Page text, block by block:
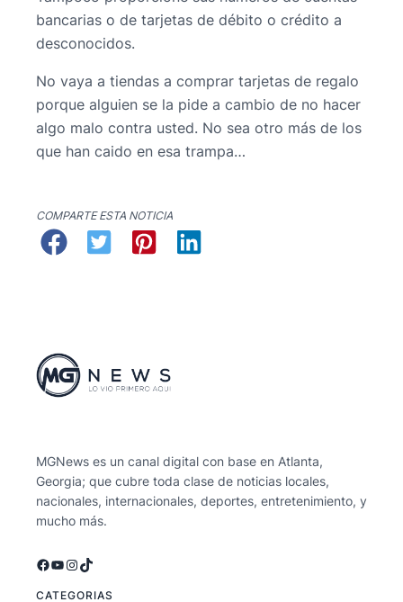
bancarias o de tarjetas de débito o crédito a
desconocidos.
No vaya a tiendas a comprar tarjetas de regalo
porque alguien se la pide a cambio de no hacer
algo malo contra usted. No sea otro más de los
que han caido en esa trampa…
COMPARTE ESTA NOTICIA
MGNews es un canal digital con base en Atlanta,
Georgia; que cubre toda clase de noticias locales,
nacionales, internacionales, deportes, entretenimiento, y
mucho más.
Facebook
YouTube
Instagram
TikTok
CATEGORIAS